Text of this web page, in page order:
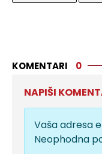
KOMENTARI 0
NAPIŠI
Vaša adresa
Neophodna